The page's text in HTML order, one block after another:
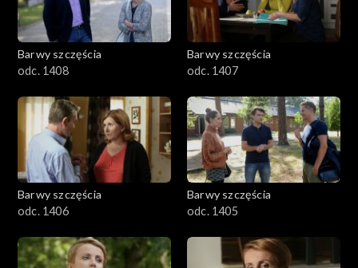
Barwy szczęścia
odc. 1408
Barwy szczęścia
odc. 1407
Barwy szczęścia
odc. 1406
Barwy szczęścia
odc. 1405